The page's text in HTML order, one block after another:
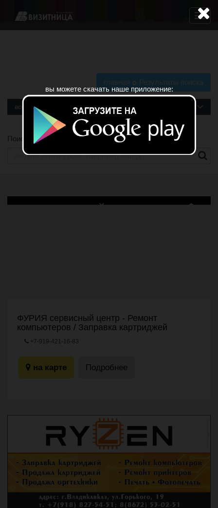
главная Результаты поиска
все рубрики
Поиск по сайту
ФУРИЯ сервисный центр - Ремонт
компьютеров / Заправка картриджей
+7-919-421-16-83
на карте Подробнее
вы можете скачать наше приложение: